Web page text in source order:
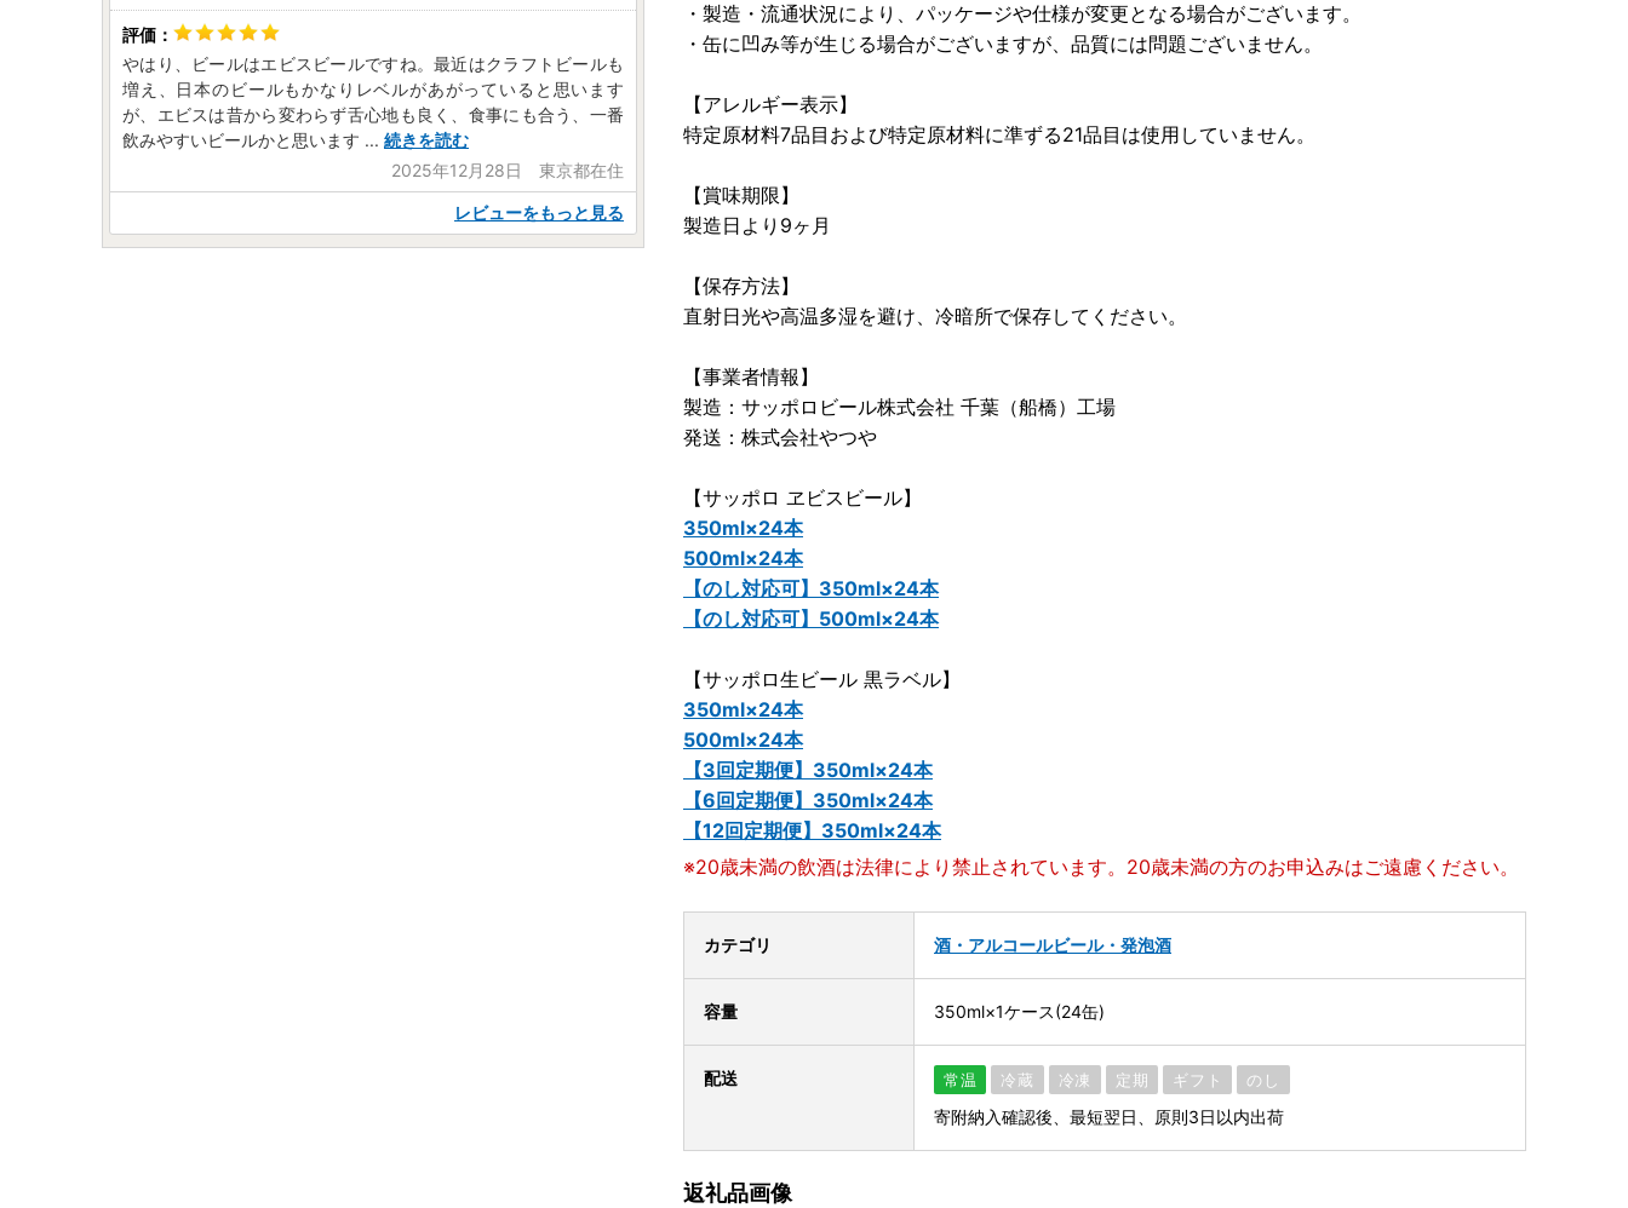
・製造・流通状況により、パッケージや仕様が変更となる場合がございます。
・缶に凹み等が生じる場合がございますが、品質には問題ございません。
【アレルギー表示】
特定原材料7品目および特定原材料に準ずる21品目は使用していません。
【賞味期限】
製造日より9ヶ月
【保存方法】
直射日光や高温多湿を避け、冷暗所で保存してください。
【事業者情報】
製造：サッポロビール株式会社 千葉（船橋）工場
発送：株式会社やつや
【サッポロ ヱビスビール】
350ml×24本
500ml×24本
【のし対応可】350ml×24本
【のし対応可】500ml×24本
【サッポロ生ビール 黒ラベル】
350ml×24本
500ml×24本
【3回定期便】350ml×24本
【6回定期便】350ml×24本
【12回定期便】350ml×24本
※20歳未満の飲酒は法律により禁止されています。20歳未満の方のお申込みはご遠慮ください。
カテゴリ 酒・アルコールビール・発泡酒
容量 350ml×1ケース(24缶)
配送 常温 冷蔵 冷凍 定期 ギフト のし
寄附納入確認後、最短翌日、原則3日以内出荷
返礼品画像
やはり、ビールはエビスビールですね。最近はクラフトビールも
増え、日本のビールもかなりレベルがあがっていると思います
が、エビスは昔から変わらず舌心地も良く、食事にも合う、一番
飲みやすいビールかと思います ... 続きを読む
2025年12月28日 東京都在住
レビューをもっと見る